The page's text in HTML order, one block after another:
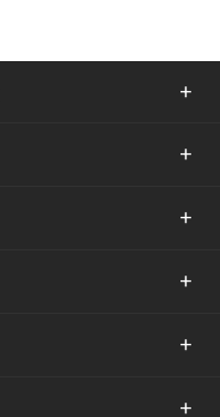
+
+
+
+
+
+